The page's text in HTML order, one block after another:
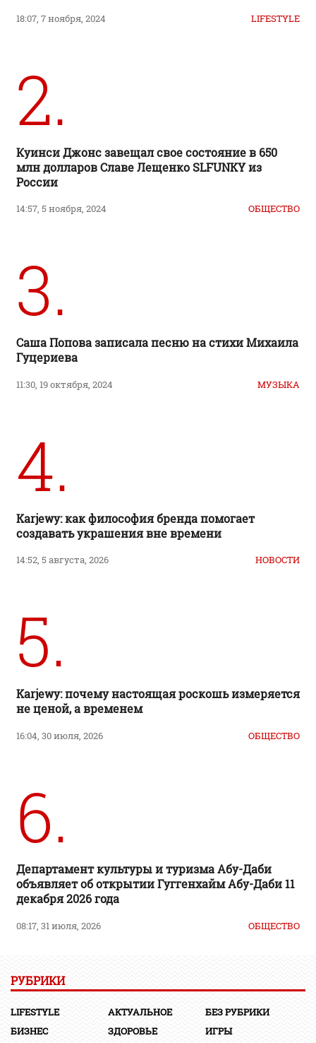
18:07, 7 ноября, 2024 LIFESTYLE
2.
Куинси Джонс завещал свое состояние в 650
млн долларов Славе Лещенко SLFUNKY из
России
14:57, 5 ноября, 2024 ОБЩЕСТВО
3.
Саша Попова записала песню на стихи Михаила
Гуцериева
11:30, 19 октября, 2024 МУЗЫКА
4.
Karjewy: как философия бренда помогает
создавать украшения вне времени
14:52, 5 августа, 2026 НОВОСТИ
5.
Karjewy: почему настоящая роскошь измеряется
не ценой, а временем
16:04, 30 июля, 2026 ОБЩЕСТВО
6.
Департамент культуры и туризма Абу-Даби
объявляет об открытии Гуггенхайм Абу-Даби 11
декабря 2026 года
08:17, 31 июля, 2026 ОБЩЕСТВО
РУБРИКИ
LIFESTYLE АКТУАЛЬНОЕ
БЕЗ РУБРИКИ
БИЗНЕС
ЗДОРОВЬЕ
ИГРЫ